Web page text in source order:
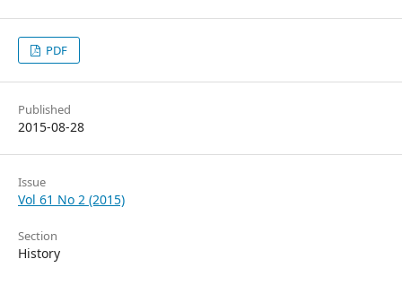
PDF
Published
2015-08-28
Issue
Vol 61 No 2 (2015)
Section
History